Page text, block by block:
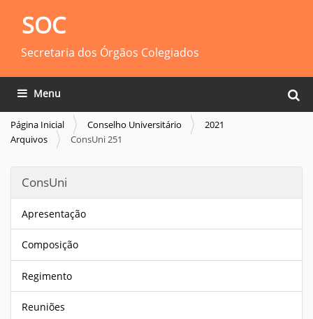
SOC
Secretaria dos Órgãos Colegiados
Busca
Toggle navigation
Página Inicial Conselho Universitário
2021
Arquivos
ConsUni 251
ConsUni
Apresentação
Composição
Regimento
Reuniões